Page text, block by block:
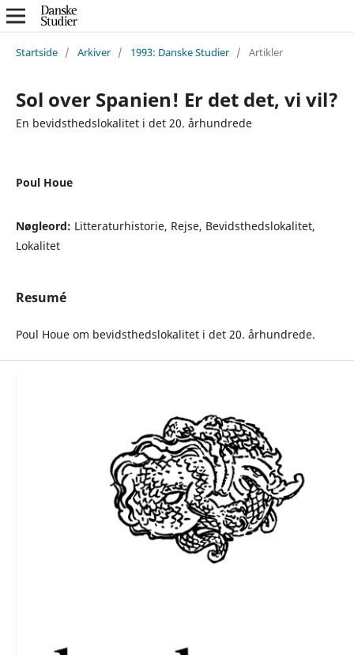
Startside / Arkiver / 1993: Danske Studier / Artikler
Sol over Spanien! Er det det, vi vil?
En bevidsthedslokalitet i det 20. århundrede
Poul Houe
Nøgleord: Litteraturhistorie, Rejse, Bevidsthedslokalitet,
Lokalitet
Resumé
Poul Houe om bevidsthedslokalitet i det 20. århundrede.